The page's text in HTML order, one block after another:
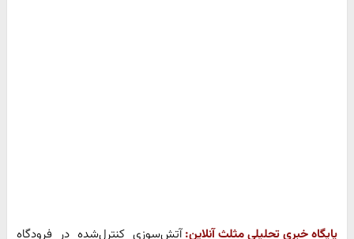
پایگاه خبری تحلیلی مثلث آنلاین: آتش‌سوزی کنترل‌شده در فرودگاه